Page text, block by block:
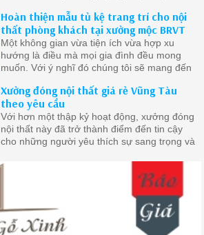
Hoàn thiện mẫu tủ kệ trang trí cho nội
thất phòng khách tại xưởng mộc BRVT
Một không gian vừa tiện ích vừa hợp xu
hướng là điều mà mọi gia đình đều mong
muốn. Với ý nghĩ đó chúng tôi sẽ mang đến
nhất
Xưởng đóng nội thất giá rẻ Vũng Tàu
theo yêu cầu
Với hơn một thập kỷ hoạt động, xưởng đóng
nội thất này đã trở thành điểm đến tin cậy
cho những người yêu thích sự sang trọng và